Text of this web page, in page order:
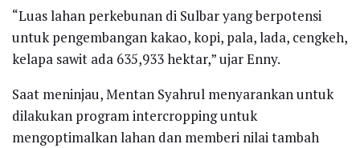
“Luas lahan perkebunan di Sulbar yang berpotensi
untuk pengembangan kakao, kopi, pala, lada, cengkeh,
kelapa sawit ada 635,933 hektar,” ujar Enny.
Saat meninjau, Mentan Syahrul menyarankan untuk
dilakukan program intercropping untuk
mengoptimalkan lahan dan memberi nilai tambah